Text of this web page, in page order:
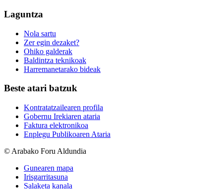
Laguntza
Nola sartu
Zer egin dezaket?
Ohiko galderak
Baldintza teknikoak
Harremanetarako bideak
Beste atari batzuk
Kontratatzailearen profila
Gobernu Irekiaren ataria
Faktura elektronikoa
Enplegu Publikoaren Ataria
© Arabako Foru Aldundia
Gunearen mapa
Irisgarritasuna
Salaketa kanala